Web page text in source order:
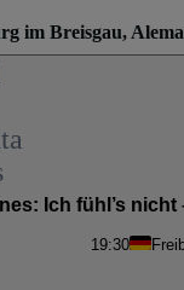
im Breisgau,
Ich fühl’s
19:30